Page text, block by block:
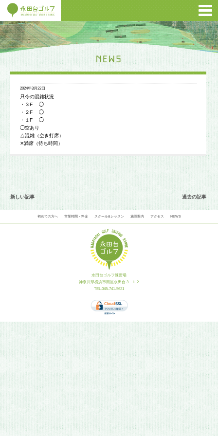
2024年3月22日
只今の混雑状況
・３F ◯
・２F ◯
・１F ◯
◯空あり
△混雑（空き打席）
✕満席（待ち時間）
新しい記事 過去の記事
初めての方へ 営業時間・料金 スクール&レッスン 施設案内 アクセス NEWS
永田台ゴルフ練習場
神奈川県横浜市南区永田台３−１２
TEL.045-741-5621